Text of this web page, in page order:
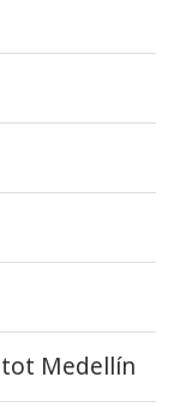
tot Medellín